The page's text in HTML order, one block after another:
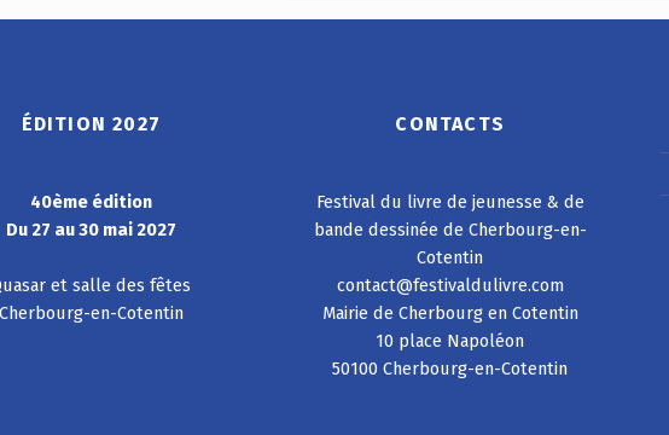
ÉDITION 2027
40ème édition
Du 27 au 30 mai 2027
et salle des fêtes
en-Cotentin
CONTACTS
Festival du livre de jeunesse & de
bande dessinée de Cherbourg-en-
Cotentin
contact@festivaldulivre.com
Mairie de Cherbourg en Cotentin
10 place Napoléon
50100 Cherbourg-en-Cotentin